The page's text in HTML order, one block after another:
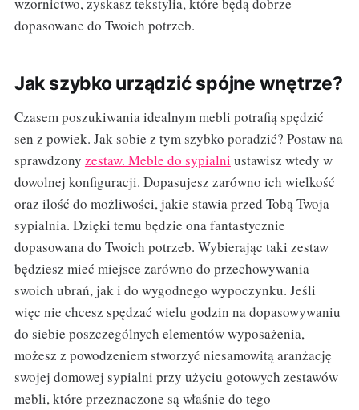
wzornictwo, zyskasz tekstylia, które będą dobrze
dopasowane do Twoich potrzeb.
Jak szybko urządzić spójne wnętrze?
Czasem poszukiwania idealnym mebli potrafią spędzić
sen z powiek. Jak sobie z tym szybko poradzić? Postaw na
sprawdzony zestaw. Meble do sypialni ustawisz wtedy w
dowolnej konfiguracji. Dopasujesz zarówno ich wielkość
oraz ilość do możliwości, jakie stawia przed Tobą Twoja
sypialnia. Dzięki temu będzie ona fantastycznie
dopasowana do Twoich potrzeb. Wybierając taki zestaw
będziesz mieć miejsce zarówno do przechowywania
swoich ubrań, jak i do wygodnego wypoczynku. Jeśli
więc nie chcesz spędzać wielu godzin na dopasowywaniu
do siebie poszczególnych elementów wyposażenia,
możesz z powodzeniem stworzyć niesamowitą aranżację
swojej domowej sypialni przy użyciu gotowych zestawów
mebli, które przeznaczone są właśnie do tego